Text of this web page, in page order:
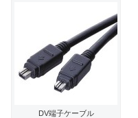
DV端子ケーブル